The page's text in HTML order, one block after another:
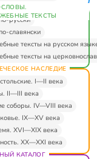
ТЕКСТЫ
русски
славянски
тексты на русском
тексты на
НАСЛЕДИЕ
I—II века
II—III века
соборы. IV—VIII века
IX—XV века
XVI—XIX века
XX—XXI века
КАТАЛОГ